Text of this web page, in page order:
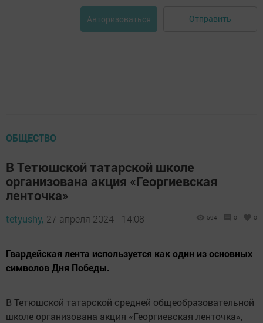
Авторизоваться Отправить
ОБЩЕСТВО
В Тетюшской татарской школе
организована акция «Георгиевская
ленточка»
tetyushy, 27 апреля 2024 - 14:08 594 0 0
Гвардейская лента используется как один из основных
символов Дня Победы.
В Тетюшской татарской средней общеобразовательной
школе организована акция «Георгиевская ленточка»,